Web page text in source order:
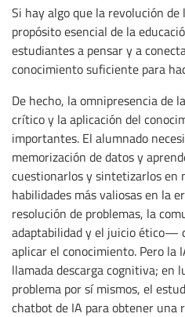
Si hay algo que la revolución de
propósito esencial de la
estudiantes a pensar y a
conocimiento suficiente para
De hecho, la omnipresencia de
crítico y la aplicación del
importantes. El alumnado
memorización de datos y
cuestionarlos y sintetizarlos en
habilidades más valiosas en la
resolución de problemas, la
adaptabilidad y el juicio ético—
aplicar el conocimiento. Pero la
llamada descarga cognitiva; en
problema por sí mismos, el
chatbot de IA para obtener una